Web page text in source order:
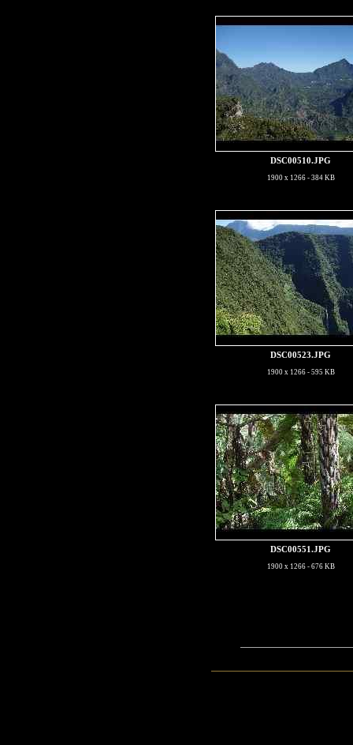
DSC00510.JPG
1900 x 1266 - 384 KB
DSC00523.JPG
1900 x 1266 - 595 KB
DSC00551.JPG
1900 x 1266 - 676 KB